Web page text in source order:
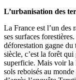
L’urbanisation des
La France est l’un des
ses surfaces
déforestation gagne
siècle, c’est la forêt
superficie. Mais voir la
sols reboisés au